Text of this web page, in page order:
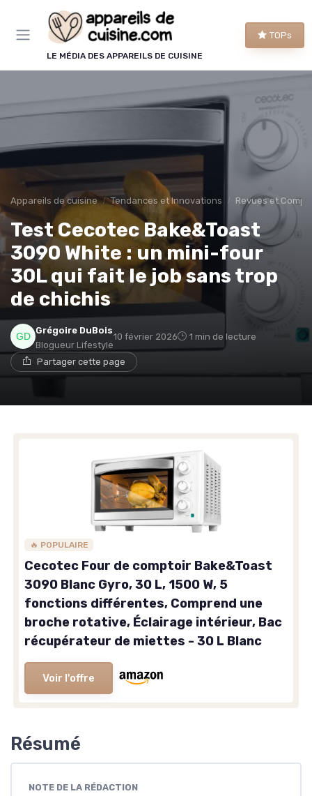
LE MÉDIA DES APPAREILS DE CUISINE
TOPs
Appareils de cuisine Tendances et Innovations Revues et
Test Cecotec Bake&Toast
3090 White : un mini-four
30L qui fait le job sans trop
de chichis
Grégoire DuBois
Blogueur Lifestyle
10 février 2026 1 min de lecture
Partager cette page
🔥 POPULAIRE
Cecotec Four de comptoir Bake&Toast
3090 Blanc Gyro, 30 L, 1500 W, 5
fonctions différentes, Comprend une
broche rotative, Éclairage intérieur, Bac
récupérateur de miettes - 30 L Blanc
Voir l'offre
Résumé
NOTE DE LA RÉDACTION
Panneau de gestion des cookies